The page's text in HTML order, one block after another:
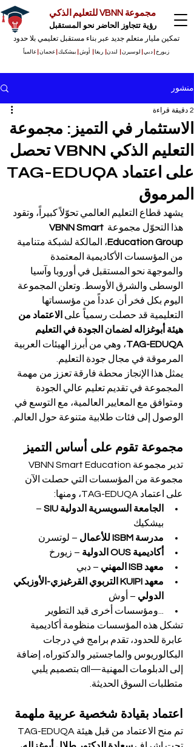
مجموعة VBNN للتعليم الذكي
رؤية تتجاوز الحاضر نحو المستقبل
تمكين مليار متعلم جديد عبر بناء مستقبل تعليمي بلا حدود
زيورخ دبي لوسيرن لندن ريغا أوش بيشكيك عجمان |عالمياً
منشور
الاستثمار في التميز: مجموعة
التعليم الذكي VBNN تحصل
على اعتماد TAG-EDUQA
المرموق
2 دقيقة قراءة
يشهد قطاع التعليم العالمي تحوّلاً كبيراً، وتقود
هذا التحوّل مجموعة VBNN Smart
Education Group، المالكة لشبكة متنامية
من المؤسسات الأكاديمية المعتمدة
والموجهة نحو المستقبل في أوروبا وآسيا
الوسطى والشرق الأوسط. وتعلن المجموعة
اليوم بكل فخر أن عدداً من مؤسساتها
التعليمية قد حصلت رسمياً على الاعتماد من
هيئة أبوغزاله لضمان الجودة في التعليم
TAG-EDUQA، وهي من أبرز الهيئات العربية
المرموقة في مجال جودة التعليم.
يمثل هذا الإنجاز محطة فارقة تعزز من مهمة
المجموعة في تقديم تعليم عالي الجودة
ومتوافق مع المعايير العالمية، مع التوسع في
الوصول إلى فئات طلابية متنوعة حول العالم.
مجموعة تقوم على أساس التميز
مجموعة من المؤسسات التي حصلت الآن
على اعتماد TAG-EDUQA، ومنها:
الجامعة السويسرية الدولية SIU
–
بيشكيك
مدرسة ISBM للأعمال
– لوتسرن
أكاديمية OUS الدولية
– زيورخ
معهد ISB المهني
– دبي
معهد KUIPI التربوي القرغيزي-الأوزبكي
الدولي – أوش
...ومؤسسات أخرى قيد التطوير
تشكل هذه المؤسسات منظومة أكاديمية
عابرة للحدود، تقدم برامج في درجات
البكالوريوس والماجستير والدكتوراه، إضافة
إلى الدبلومات المهنية—all بتصميم يلبي
متطلبات السوق الحديثة.
اعتماد بقيادة شخصية عربية ملهمة